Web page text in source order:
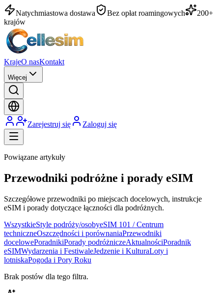
Natychmiastowa dostawa Bez opłat roamingowych
200+
krajów
KrajeO nasKontakt
Więcej
Zarejestruj się Zaloguj się
Powiązane artykuły
Przewodniki podróżne i porady eSIM
Szczegółowe przewodniki po miejscach docelowych, instrukcje
eSIM i porady dotyczące łączności dla podróżnych.
WszystkieStyle podróży/osobyeSIM 101 / Centrum
techniczneOszczędności i porównaniaPrzewodniki
docelowePoradnikiPorady podróżniczeAktualnościPoradnik
eSIMWydarzenia i FestiwaleJedzenie i KulturaLoty i
lotniskaPogoda i Pory Roku
Brak postów dla tego filtra.